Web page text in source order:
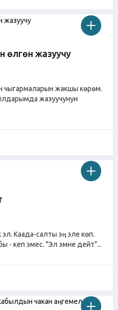
өлгөн жазуучу
чыгармаларын жакшы көрөм.
жазуучунун
Каада-салты эң эле көп.
- кеп эмес. "Эл эмне дейт"...